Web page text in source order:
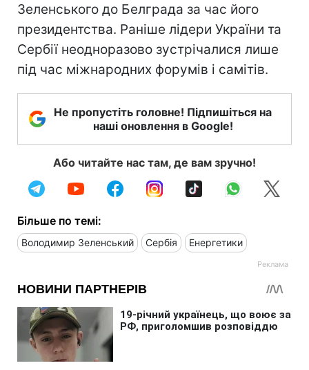
Зеленського до Белграда за час його
президентства. Раніше лідери України та
Сербії неодноразово зустрічалися лише
під час міжнародних форумів і самітів.
Не пропустіть головне! Підпишіться на
наші оновлення в Google!
Або читайте нас там, де вам зручно!
Більше по темі:
Володимир Зеленський Сербія Енергетики